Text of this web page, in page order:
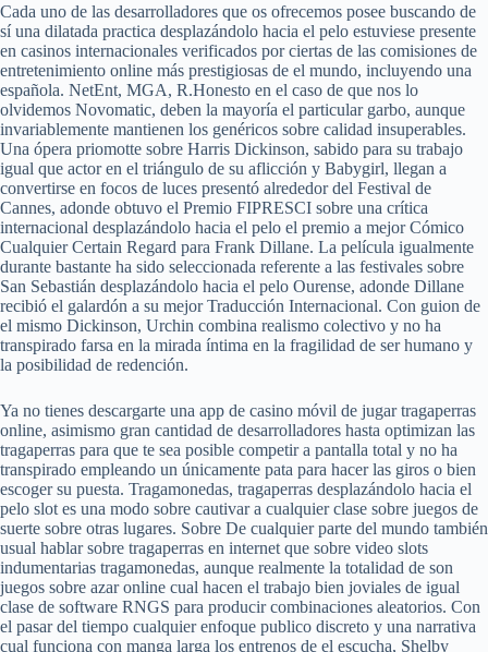
Cada uno de las desarrolladores que os ofrecemos posee buscando de
sí una dilatada practica desplazándolo hacia el pelo estuviese presente
en casinos internacionales verificados por ciertas de las comisiones de
entretenimiento online más prestigiosas de el mundo, incluyendo una
española. NetEnt, MGA, R.Honesto en el caso de que nos lo
olvidemos Novomatic, deben la mayorí­a el particular garbo, aunque
invariablemente mantienen los genéricos sobre calidad insuperables.
Una ópera priomotte sobre Harris Dickinson, sabido para su trabajo
igual que actor en el triángulo de su aflicción y Babygirl, llegan a
convertirse en focos de luces presentó alrededor del Festival de
Cannes, adonde obtuvo el Premio FIPRESCI sobre una crítica
internacional desplazándolo hacia el pelo el premio a mejor Cómico
Cualquier Certain Regard para Frank Dillane. La película igualmente
durante bastante ha sido seleccionada referente a las festivales sobre
San Sebastián desplazándolo hacia el pelo Ourense, adonde Dillane
recibió el galardón a su mejor Traducción Internacional. Con guion de
el mismo Dickinson, Urchin combina realismo colectivo y no ha
transpirado farsa en la mirada íntima en la fragilidad de ser humano y
la posibilidad de redención.
Ya no tienes descargarte una app de casino móvil de jugar tragaperras
online, asimismo gran cantidad de desarrolladores hasta optimizan las
tragaperras para que te sea posible competir a pantalla total y no ha
transpirado empleando un únicamente pata para hacer las giros o bien
escoger su puesta. Tragamonedas, tragaperras desplazándolo hacia el
pelo slot es una modo sobre cautivar a cualquier clase sobre juegos de
suerte sobre otras lugares. Sobre De cualquier parte del mundo también
usual hablar sobre tragaperras en internet que sobre video slots
indumentarias tragamonedas, aunque realmente la totalidad de son
juegos sobre azar online cual hacen el trabajo bien joviales de igual
clase de software RNGS para producir combinaciones aleatorios. Con
el pasar del tiempo cualquier enfoque publico discreto y una narrativa
cual funciona con manga larga los entrenos de el escucha, Shelby